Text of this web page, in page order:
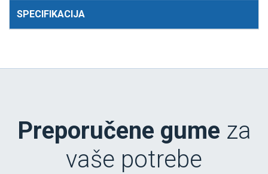
SPECIFIKACIJA
Preporučene gume za
vaše potrebe